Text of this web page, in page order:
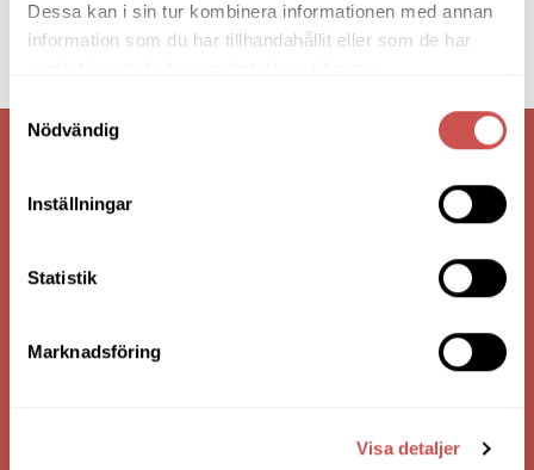
Dessa kan i sin tur kombinera informationen med annan
information som du har tillhandahållit eller som de har
Samtyckesval
Nödvändig
Inställningar
Statistik
Marknadsföring
Visa detaljer